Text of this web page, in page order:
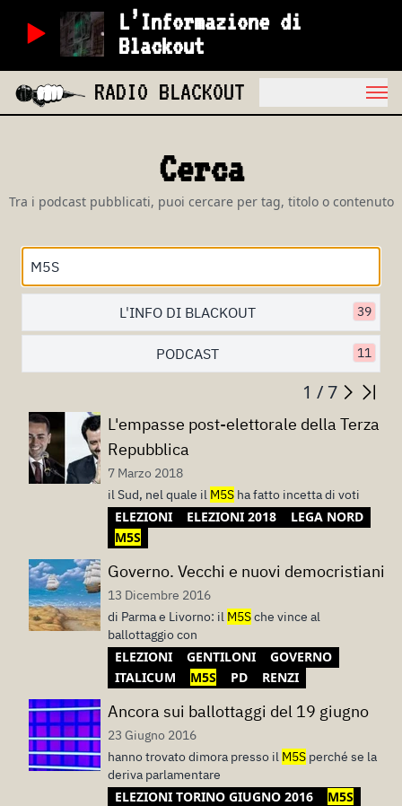
L’Informazione di
Blackout
RADIO BLACKOUT
Cerca
Tra i podcast pubblicati, puoi cercare per tag, titolo o contenuto
L'INFO DI BLACKOUT 39
PODCAST 11
1 / 7
L'empasse post-elettorale della Terza
Repubblica
7 Marzo 2018
il Sud, nel quale il M5S ha fatto incetta di voti
ELEZIONI ELEZIONI 2018
LEGA NORD
M5S
Governo. Vecchi e nuovi democristiani
13 Dicembre 2016
di Parma e Livorno: il M5Sche vince al
ballottaggio con
ELEZIONI GENTILONI
GOVERNO
ITALICUM
M5S PD RENZI
Ancora sui ballottaggi del 19 giugno
23 Giugno 2016
hanno trovato dimora presso il M5S perché se la
deriva parlamentare
ELEZIONI TORINO GIUGNO 2016
M5S